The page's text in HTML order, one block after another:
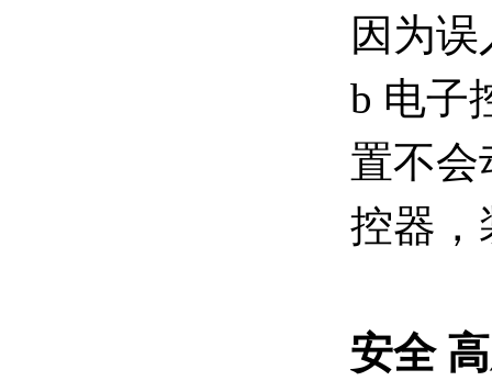
因为
b 电子
置不会
控器，
安全